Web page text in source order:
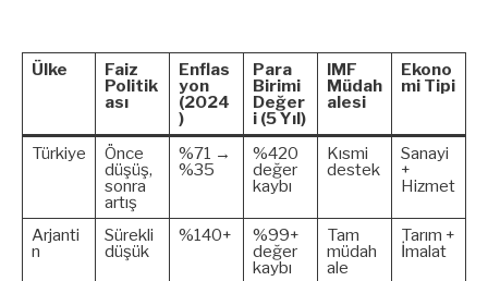
Ülke Faiz
Politik
ası
Enflas
yon
(2024
)
Para
Birimi
Değer
i (5 Yıl)
IMF
Müdah
alesi
Ekono
mi Tipi
Türkiye Önce
düşüş,
sonra
artış
%71 →
%35
%420
değer
kaybı
Kısmi
destek
Sanayi
+
Hizmet
Arjanti
n
Sürekli
düşük
%140+ %99+
değer
kaybı
Tam
müdah
ale
Tarım +
İmalat